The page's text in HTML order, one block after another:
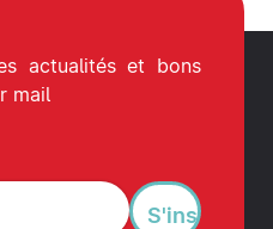
actualités et bons
mail
S'inscrire